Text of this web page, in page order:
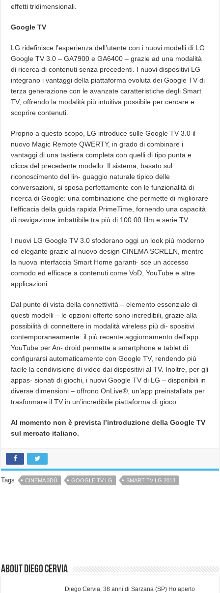
effetti tridimensionali.
Google TV
LG ridefinisce l’esperienza dell’utente con i nuovi modelli di LG
Google TV 3.0 – GA7900 e GA6400 – grazie ad una modalità
di ricerca di contenuti senza precedenti. I nuovi dispositivi LG
integrano i vantaggi della piattaforma evoluta dei Google TV di
terza generazione con le avanzate caratteristiche degli Smart
TV, offrendo la modalità più intuitiva possibile per cercare e
scoprire contenuti.
Proprio a questo scopo, LG introduce sulle Google TV 3.0 il
nuovo Magic Remote QWERTY, in grado di combinare i
vantaggi di una tastiera completa con quelli di tipo punta e
clicca del precedente modello. Il sistema, basato sul
riconoscimento del lin- guaggio naturale tipico delle
conversazioni, si sposa perfettamente con le funzionalità di
ricerca di Google: una combinazione che permette di migliorare
l’efficacia della guida rapida PrimeTime, fornendo una capacità
di navigazione imbattibile tra più di 100.00 film e serie TV.
I nuovi LG Google TV 3.0 sfoderano oggi un look più moderno
ed elegante grazie al nuovo design CINEMA SCREEN, mentre
la nuova interfaccia Smart Home garanti- sce un accesso
comodo ed efficace a contenuti come VoD, YouTube e altre
applicazioni.
Dal punto di vista della connettività – elemento essenziale di
questi modelli – le opzioni offerte sono incredibili, grazie alla
possibilità di connettere in modalità wireless più di- spositivi
contemporaneamente: il più recente aggiornamento dell’app
YouTube per An- droid permette a smartphone e tablet di
configurarsi automaticamente con Google TV, rendendo più
facile la condivisione di video dai dispositivi al TV. Inoltre, per gli
appas- sionati di giochi, i nuovi Google TV di LG – disponibili in
diverse dimensioni – offrono OnLive®, un’app preinstallata per
trasformare il TV in un’incredibile piattaforma di gioco.
Al momento non è prevista l’introduzione della Google TV
sul mercato italiano.
Tags CINEMA 3DÙ GOOGLE TV LG SMART TV LG 2013
About Diego Cervia
Diego Cervia, 38 anni di Sarzana (SP) Ho aperto